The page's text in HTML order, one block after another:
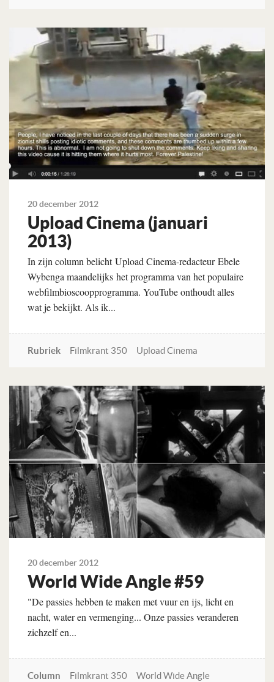
Lees verder
20 december 2012
Upload Cinema (januari
2013)
In zijn column belicht Upload Cinema-redacteur Ebele
Wybenga maandelijks het programma van het populaire
webfilmbioscoopprogramma. YouTube onthoudt alles
wat je bekijkt. Als ik...
Rubriek Filmkrant 350 Upload Cinema
Lees verder
20 december 2012
World Wide Angle #59
"De passies hebben te maken met vuur en ijs, licht en
nacht, water en vermenging... Onze passies veranderen
zichzelf en...
Column Filmkrant 350 World Wide Angle